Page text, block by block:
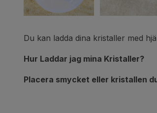
Du kan ladda dina kristaller med
Hur Laddar jag mina Kristaller?
Placera smycket eller kristallen